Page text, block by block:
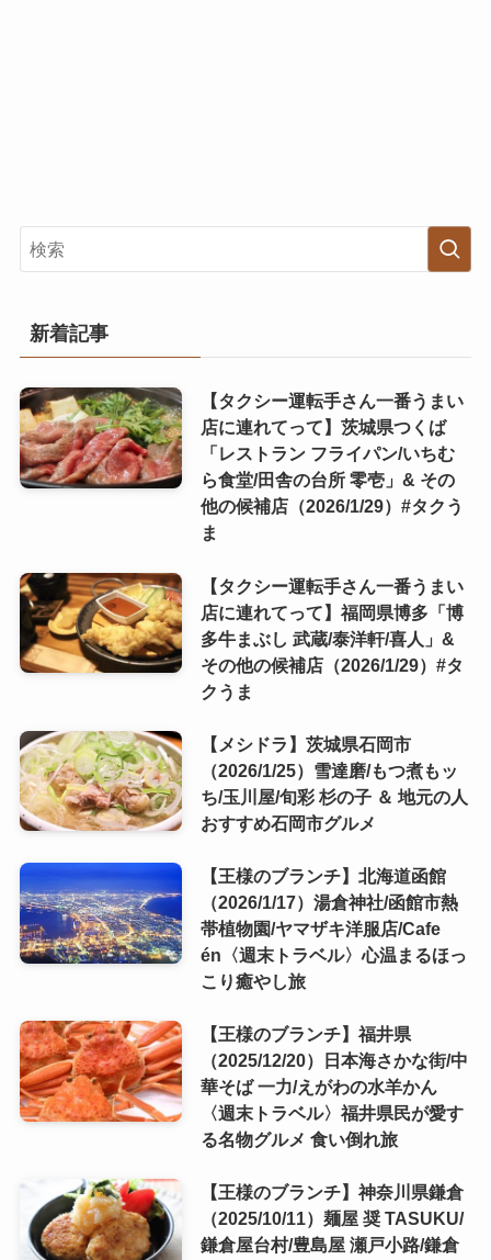
新着記事
【タクシー運転手さん一番うまい
店に連れてって】茨城県つくば
「レストラン フライパン/いちむ
ら食堂/田舎の台所 零壱」& その
他の候補店（2026/1/29）#タクう
ま
【タクシー運転手さん一番うまい
店に連れてって】福岡県博多「博
多牛まぶし 武蔵/泰洋軒/喜人」&
その他の候補店（2026/1/29）#タ
クうま
【メシドラ】茨城県石岡市
（2026/1/25）雪達磨/もつ煮もッ
ち/玉川屋/旬彩 杉の子 ＆ 地元の人
おすすめ石岡市グルメ
【王様のブランチ】北海道函館
（2026/1/17）湯倉神社/函館市熱
帯植物園/ヤマザキ洋服店/Cafe
én〈週末トラベル〉心温まるほっ
こり癒やし旅
【王様のブランチ】福井県
（2025/12/20）日本海さかな街/中
華そば 一力/えがわの水羊かん
〈週末トラベル〉福井県民が愛す
る名物グルメ 食い倒れ旅
【王様のブランチ】神奈川県鎌倉
（2025/10/11）麺屋 奨 TASUKU/
鎌倉屋台村/豊島屋 瀬戸小路/鎌倉